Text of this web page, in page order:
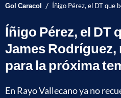
Gol Caracol / Íñigo Pérez, el DT que
Íñigo Pérez, el DT
James
para la próxima
En Rayo Vallecano ya no